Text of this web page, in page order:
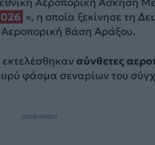
», η οποία ξεκίνησε τη
Βάση Αράξου.
σύνθετες
φάσμα σεναρίων του
ΔΙΑΦΗΜΙΣΗ